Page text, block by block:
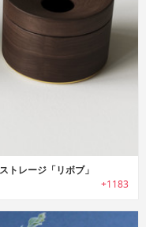
トレージ「リボブ」
+1183